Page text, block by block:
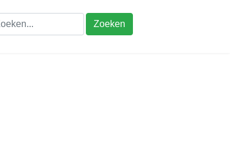
Zoeken